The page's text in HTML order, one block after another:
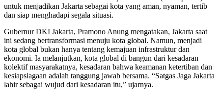
untuk menjadikan Jakarta sebagai kota yang aman, nyaman, tertib
dan siap menghadapi segala situasi.
Gubernur DKI Jakarta, Pramono Anung mengatakan, Jakarta saat
ini sedang bertransformasi menuju kota global. Namun, menjadi
kota global bukan hanya tentang kemajuan infrastruktur dan
ekonomi. Ia melanjutkan, kota global di bangun dari kesadaran
kolektif masyarakatnya, kesadaran bahwa keamanan ketertiban dan
kesiapsiagaan adalah tanggung jawab bersama. “Satgas Jaga Jakarta
lahir sebagai wujud dari kesadaran itu,” ujarnya.